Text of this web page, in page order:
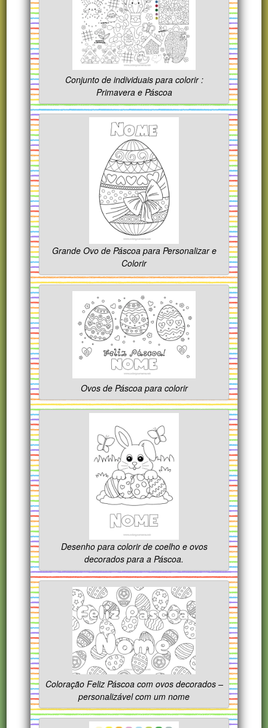
Conjunto de individuais para colorir :
Primavera e Páscoa
Grande Ovo de Páscoa para Personalizar e
Colorir
Ovos de Páscoa para colorir
Desenho para colorir de coelho e ovos
decorados para a Páscoa.
Coloração Feliz Páscoa com ovos decorados –
personalizável com um nome